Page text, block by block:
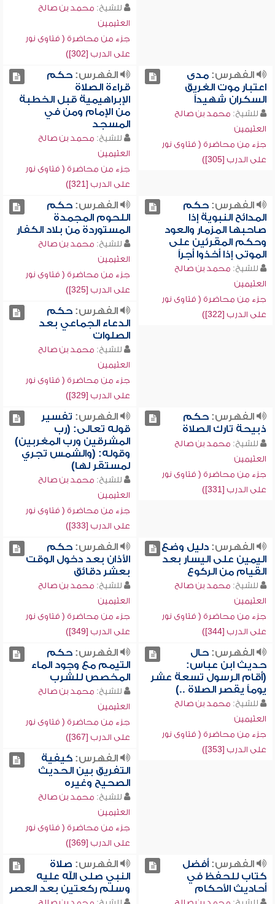
للشيخ: محمد بن صالح
العثيمين
جزء من محاضرة ( فتاوى نور
على الدرب [302])
الفهرس:مدى
اعتبار موت الغريق
السكران شهيداً
للشيخ: محمد بن صالح
العثيمين
جزء من محاضرة ( فتاوى نور
على الدرب [305])
الفهرس:حكم
قراءة الصلاة
الإبراهيمية قبل الخطبة
من الإمام ومن في
المسجد
للشيخ: محمد بن صالح
العثيمين
جزء من محاضرة ( فتاوى نور
على الدرب [321])
الفهرس:حكم
المدائح النبوية إذا
صاحبها المزمار والعود
وحكم المقرئين على
الموتى إذا أخذوا أجراً
للشيخ: محمد بن صالح
العثيمين
جزء من محاضرة ( فتاوى نور
على الدرب [322])
الفهرس:حكم
اللحوم المجمدة
المستوردة من بلاد الكفار
للشيخ: محمد بن صالح
العثيمين
جزء من محاضرة ( فتاوى نور
على الدرب [325])
الفهرس:حكم
الدعاء الجماعي بعد
الصلوات
للشيخ: محمد بن صالح
العثيمين
جزء من محاضرة ( فتاوى نور
على الدرب [329])
الفهرس:حكم
ذبيحة تارك الصلاة
للشيخ: محمد بن صالح
العثيمين
جزء من محاضرة ( فتاوى نور
على الدرب [331])
الفهرس: تفسير
قوله تعالى: (رب
المشرقين ورب المغربين)
وقوله: (والشمس تجري
لمستقر لها)
للشيخ: محمد بن صالح
العثيمين
جزء من محاضرة ( فتاوى نور
على الدرب [333])
الفهرس:دليل وضع
اليمين على اليسار بعد
القيام من الركوع
للشيخ: محمد بن صالح
العثيمين
جزء من محاضرة ( فتاوى نور
على الدرب [344])
الفهرس:حكم
الأذان بعد دخول الوقت
بعشر دقائق
للشيخ: محمد بن صالح
العثيمين
جزء من محاضرة ( فتاوى نور
على الدرب [349])
الفهرس:حال
حديث ابن عباس:
(أقام الرسول تسعة عشر
يوماً يقصر الصلاة ..)
للشيخ: محمد بن صالح
العثيمين
جزء من محاضرة ( فتاوى نور
على الدرب [353])
الفهرس:حكم
التيمم مع وجود الماء
المخصص للشرب
للشيخ: محمد بن صالح
العثيمين
جزء من محاضرة ( فتاوى نور
على الدرب [367])
الفهرس:كيفية
التفريق بين الحديث
الصحيح وغيره
للشيخ: محمد بن صالح
العثيمين
جزء من محاضرة ( فتاوى نور
على الدرب [369])
الفهرس:أفضل
كتاب للحفظ في
أحاديث الأحكام
الفهرس: صلاة
النبي صلى الله عليه
وسلم ركعتين بعد العصر